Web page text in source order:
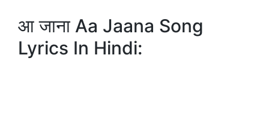
आ जाना Aa Jaana Song
Lyrics In Hindi: